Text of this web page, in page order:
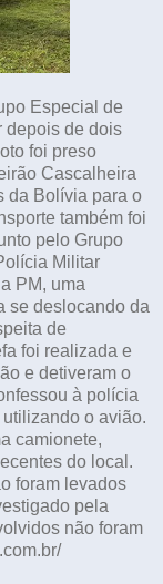
Especial de
depois de dois
foi preso
Cascalheira
da Bolívia para o
também foi
pelo Grupo
Militar
PM, uma
se deslocando da
de
foi realizada e
e detiveram o
à polícia
o avião.
camionete,
do local.
foram levados
pela
não foram